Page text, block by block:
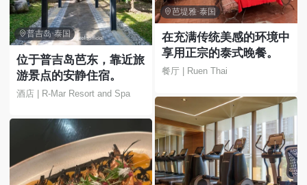
普吉岛·泰国
位于普吉岛芭东，靠近旅
游景点的安静住宿。
酒店 | R-Mar Resort and Spa
芭堤雅·泰国
在充满传统美感的环境中
享用正宗的泰式晚餐。
餐厅 | Ruen Thai